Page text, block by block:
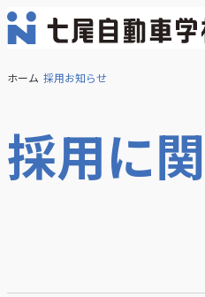
メ
ー
く
ホーム 採用お知らせ
採用に